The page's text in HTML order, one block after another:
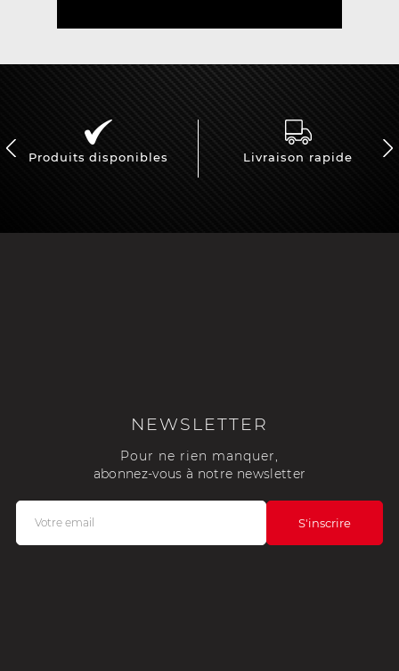
Produits disponibles Livraison rapide
NEWSLETTER
Pour ne rien manquer,
abonnez-vous à notre newsletter